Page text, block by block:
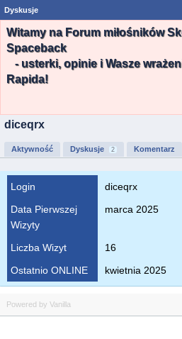
Dyskusje
Witamy na Forum miłośników
Spaceback
- usterki, opinie i Wasze
Rapida!
diceqrx
Aktywność Dyskusje 2 Komentarz
Login
diceqrx
Data Pierwszej
Wizyty
marca 2025
Liczba Wizyt
16
Ostatnio ONLINE
kwietnia 2025
Powered by Vanilla